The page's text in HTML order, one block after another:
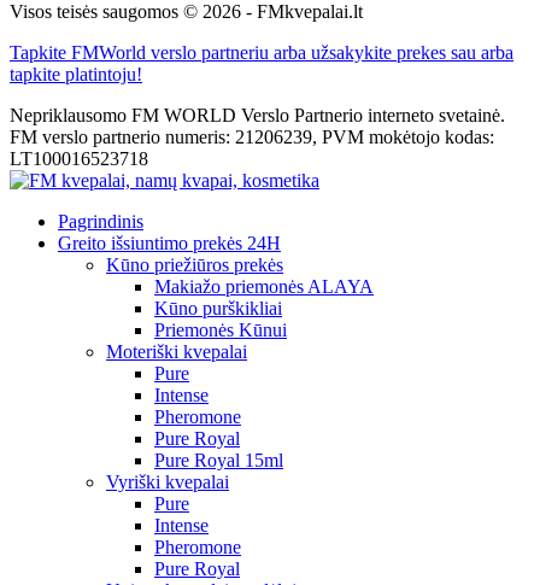
Visos teisės saugomos © 2026 - FMkvepalai.lt
Tapkite FMWorld verslo partneriu arba užsakykite prekes sau arba
tapkite platintoju!
Nepriklausomo FM WORLD Verslo Partnerio interneto svetainė.
FM verslo partnerio numeris: 21206239, PVM mokėtojo kodas:
LT100016523718
Pagrindinis
Greito išsiuntimo prekės 24H
Kūno priežiūros prekės
Makiažo priemonės ALAYA
Kūno purškikliai
Priemonės Kūnui
Moteriški kvepalai
Pure
Intense
Pheromone
Pure Royal
Pure Royal 15ml
Vyriški kvepalai
Pure
Intense
Pheromone
Pure Royal